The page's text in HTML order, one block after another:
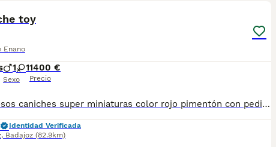
toy
Enano
1 1
Sexo
1400 €
Precio
Preciosos caniches super miniaturas color rojo pimentón con pedigrí vacunados desparasitados pasaporte y microchip hacemos envío puede pagar a contrareembolso contactar al teléfono 600881366 núcleo 0612
Identidad Verificada
, Badajoz (82.9km)